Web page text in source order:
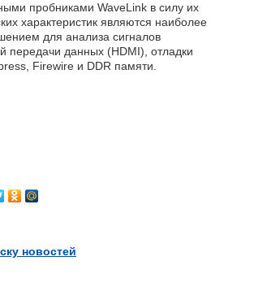
пробниками WaveLink в силу их
характеристик являются наиболее
для анализа сигналов
передачи данных (HDMI), отладки
Firewire и DDR памяти.
новостей